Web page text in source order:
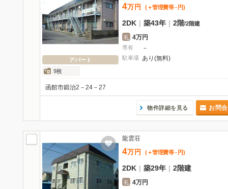
アパート
9枚
4万 円 (＋管理費等 - 円)
2DK | 築43年 | 2階/2階建
礼 4万円
専有 －
駐車場 あり(無料)
函館市鍛治2－24－27
物件詳細を見る お問
龍雲荘
4万 円 (＋管理費等 - 円)
2DK | 築29年 | 2階建
礼 4万円